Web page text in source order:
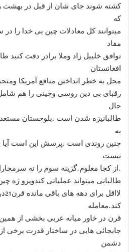
کشته شوند جای شان از قبل در بهشت
که
میتوانند کل معادلات چین بی خدا را در
مفاد
توافق خلییل زاد وملا برادر دقت کنید
افغانستان
محل به خطر انداختن منافع آمریکا
رقبای بی دین روسی وچینی را هم
حال
طالبانیزه شدن است .بلوچستان مستعد
به
چنین روندی است .پرسش این است آیا
نیست
.از کجا معلوم.گزینه سوم را نه
طالبانی میتواند عملیاتی کندوپرو ژه
کند.معامله
قرن در خاور میانه عربی بخشی از
جابجائی هایی در ساختار قدرت
دشمن